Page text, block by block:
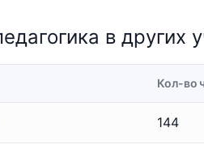
в других
Кол-во
144